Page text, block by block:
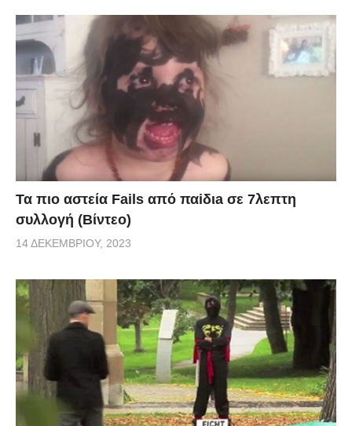
Τα πιο αστεία Fails από παiδιa σε 7λεπτη
συλλογή (Βίντεο)
14 ΔΕΚΕΜΒΡΊΟΥ, 2023